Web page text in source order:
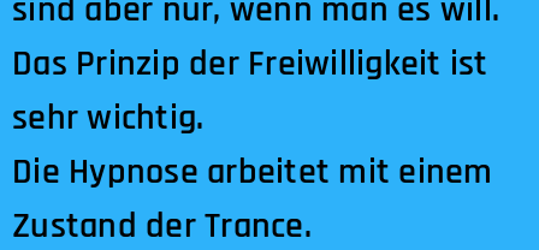
sind aber nur, wenn man es will.
Das Prinzip der Freiwilligkeit ist
sehr wichtig.
Die Hypnose arbeitet mit einem
Zustand der Trance.